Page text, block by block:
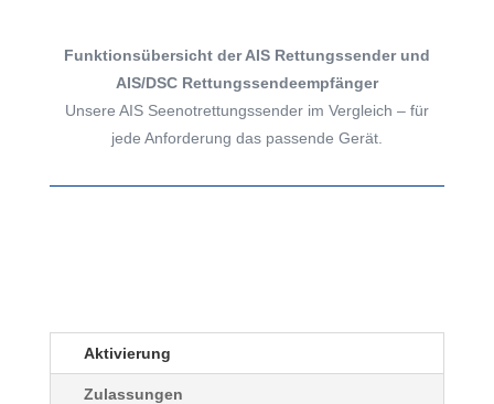
Funktionsübersicht der AIS Rettungssender und
AIS/DSC Rettungssendeempfänger
Unsere AIS Seenotrettungssender im Vergleich – für
jede Anforderung das passende Gerät.
Aktivierung
Zulassungen